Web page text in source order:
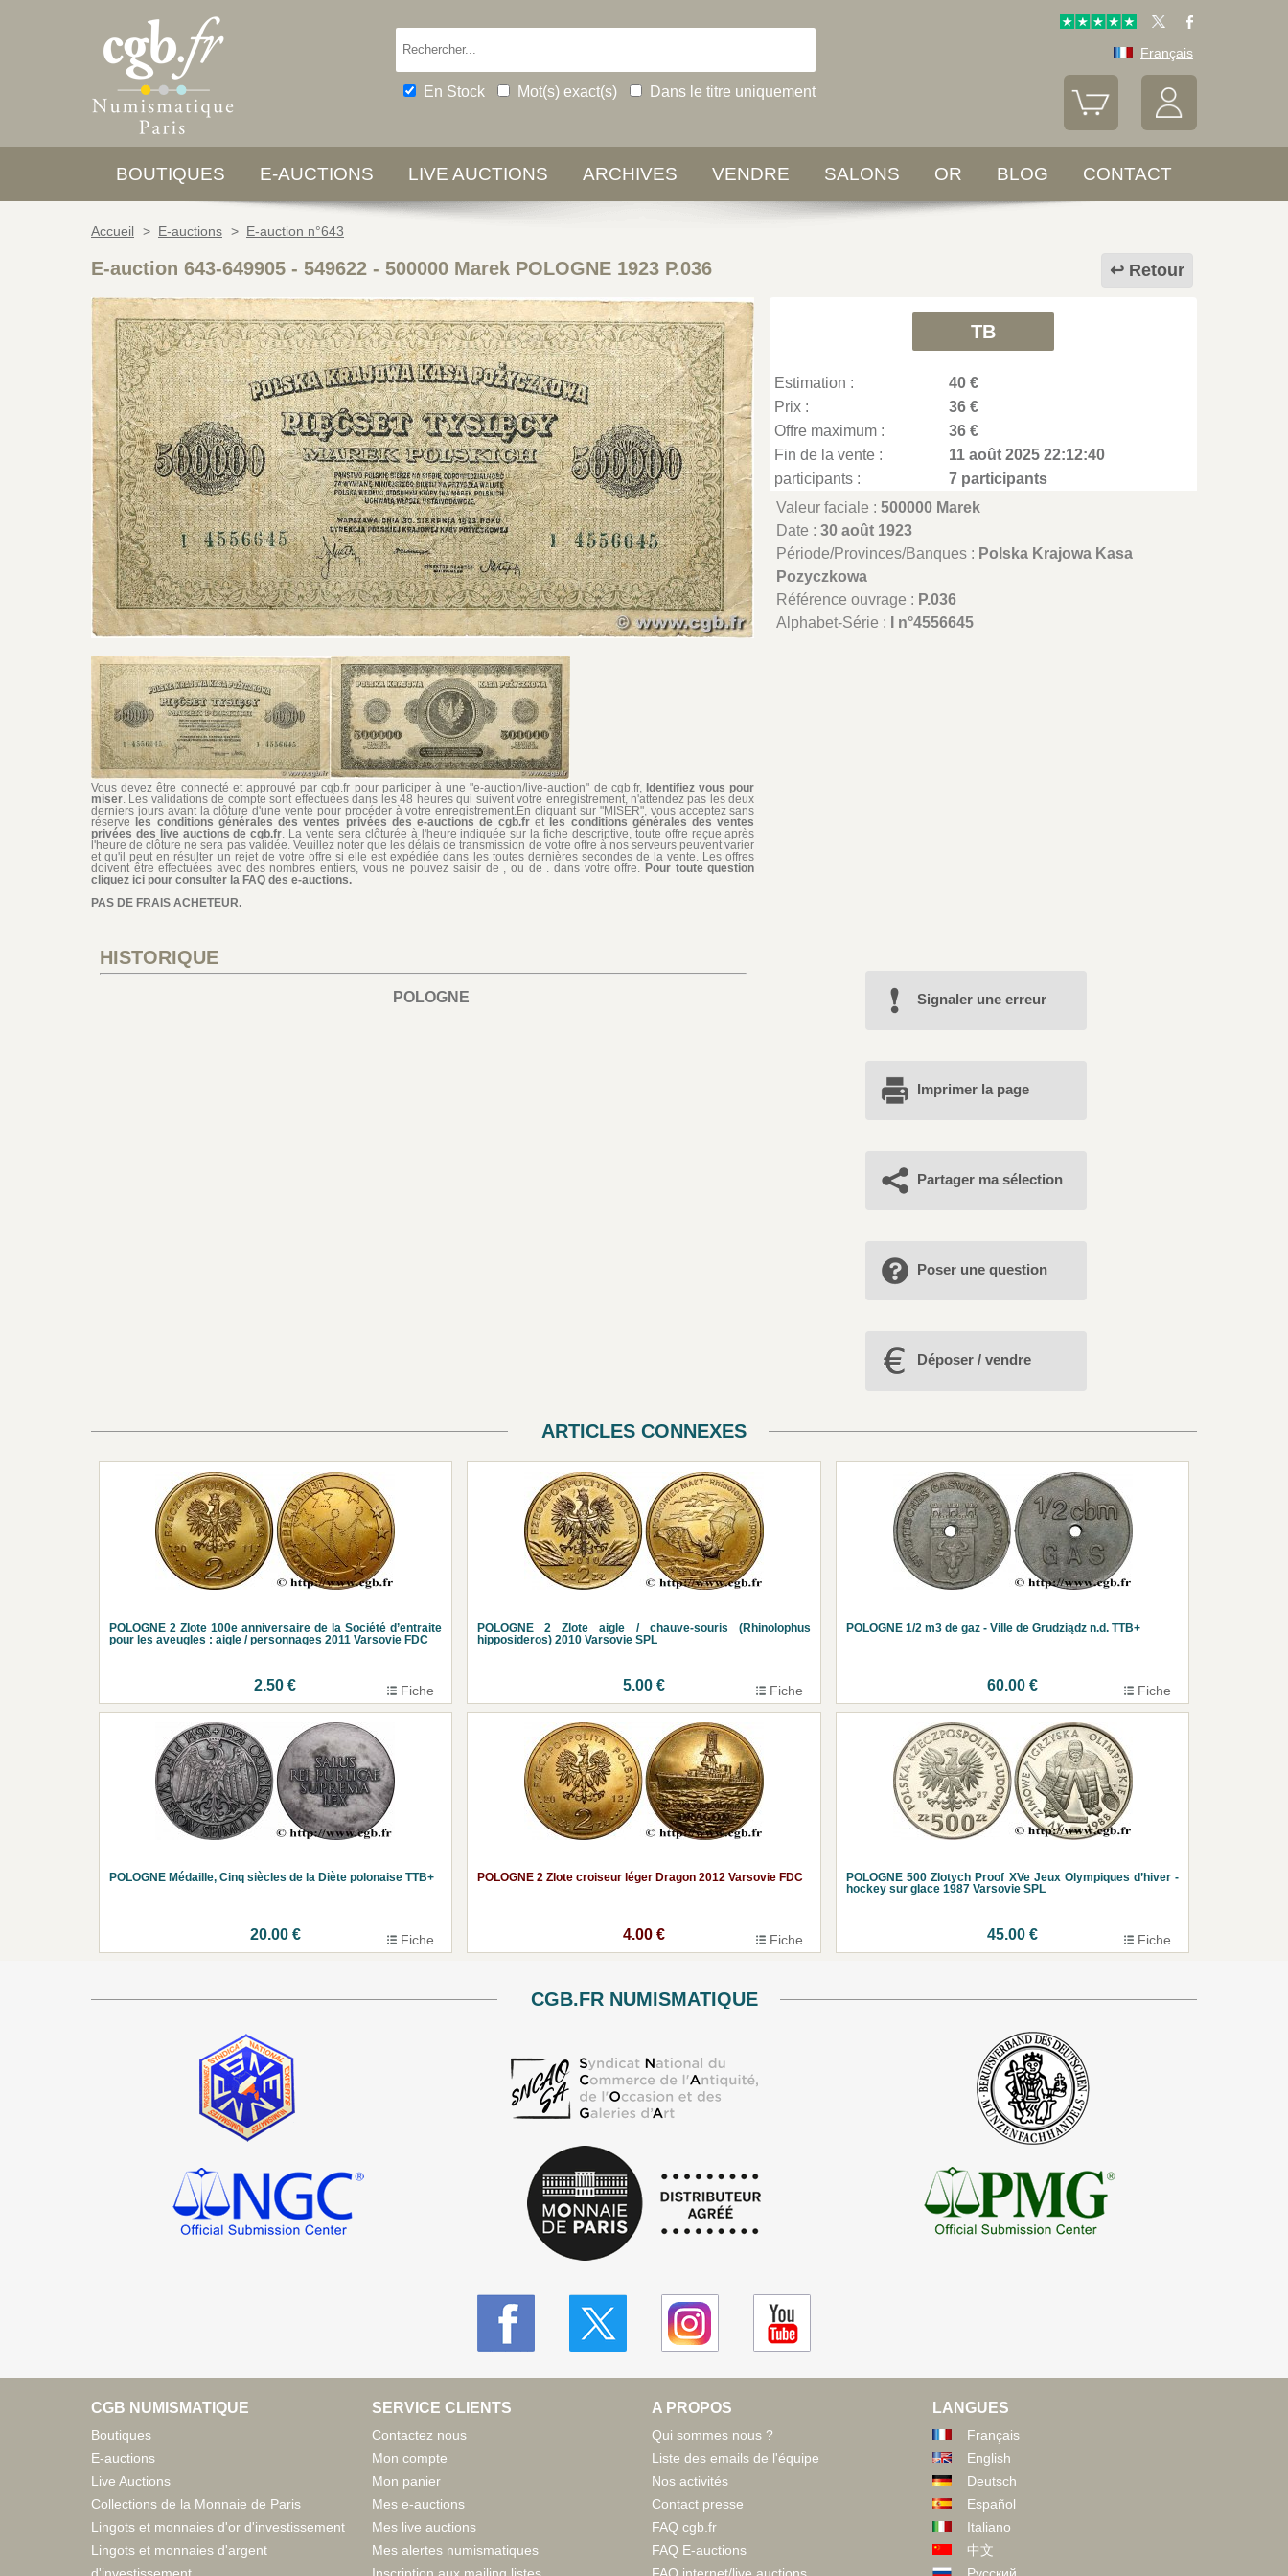
En Stock Mot(s) exact(s) Dans le titre uniquement
Français
BOUTIQUES E-AUCTIONS LIVE AUCTIONS ARCHIVES VENDRE SALONS OR BLOG CONTACT
Accueil > E-auctions > E-auction n°643
Retour
E-auction 643-649905 - 549622 - 500000 Marek POLOGNE 1923 P.036
Vous devez être connecté et approuvé par cgb.fr pour participer à une "e-auction/live-auction" de cgb.fr, Identifiez vous pour
miser. Les validations de compte sont effectuées dans les 48 heures qui suivent votre enregistrement, n'attendez pas les deux
derniers jours avant la clôture d'une vente pour procéder à votre enregistrement.En cliquant sur "MISER", vous acceptez sans
réserve
les conditions générales des ventes privées des e-auctions de cgb.fret les conditions générales des ventes
privées des live auctions de cgb.fr. La vente sera clôturée à l'heure indiquée sur la fiche descriptive, toute offre reçue après
l'heure de clôture ne sera pas validée. Veuillez noter que les délais de transmission de votre offre à nos serveurs peuvent varier
et qu'il peut en résulter un rejet de votre offre si elle est expédiée dans les toutes dernières secondes de la vente. Les offres
doivent être effectuées avec des nombres entiers, vous ne pouvez saisir de , ou de . dans votre offre. Pour toute question
cliquez ici pour consulter la FAQ des e-auctions.
PAS DE FRAIS ACHETEUR.
TB
Estimation :
40 €
Prix :
36 €
Offre maximum :
36 €
Fin de la vente :
11 août 2025 22:12:40
participants :
7 participants
Valeur faciale :500000 Marek
Date :30 août 1923
Période/Provinces/Banques : Polska Krajowa Kasa
Pozyczkowa
Référence ouvrage : P.036
Alphabet-Série :
I n°4556645
HISTORIQUE
POLOGNE Signaler une erreur
Imprimer la page
Partager ma sélection
Poser une question
Déposer / vendre
ARTICLES CONNEXES
POLOGNE 2 Zlote 100e anniversaire de la Société d’entraite
pour les aveugles : aigle / personnages 2011 Varsovie FDC
2.50 € Fiche
POLOGNE 2 Zlote aigle / chauve-souris (Rhinolophus
hipposideros) 2010 Varsovie SPL
5.00 € Fiche
POLOGNE 1/2 m3 de gaz - Ville de Grudziądz n.d. TTB+
60.00 € Fiche
POLOGNE Médaille, Cinq siècles de la Diète polonaise TTB+
20.00 € Fiche
POLOGNE 2 Zlote croiseur léger Dragon 2012 Varsovie FDC
4.00 € Fiche
POLOGNE 500 Zlotych Proof XVe Jeux Olympiques d’hiver -
hockey sur glace 1987 Varsovie SPL
45.00 € Fiche
CGB.FR NUMISMATIQUE
CGB NUMISMATIQUE
Boutiques
E-auctions
Live Auctions
Collections de la Monnaie de Paris
Lingots et monnaies d'or d'investissement
Lingots et monnaies d'argent
d'investissement
SERVICE CLIENTS
Contactez nous
Mon compte
Mon panier
Mes e-auctions
Mes live auctions
Mes alertes numismatiques
Inscription aux mailing listes
A PROPOS
Qui sommes nous ?
Liste des emails de l'équipe
Nos activités
Contact presse
FAQ cgb.fr
FAQ E-auctions
FAQ internet/live auctions
LANGUES
Français
English
Deutsch
Español
Italiano
中文
Русский